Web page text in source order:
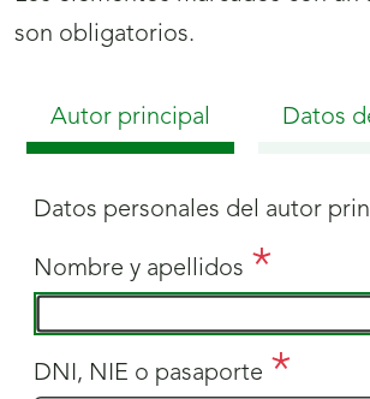
son obligatorios.
Autor principal Datos
Datos personales del autor
Nombre y apellidos
DNI, NIE o pasaporte